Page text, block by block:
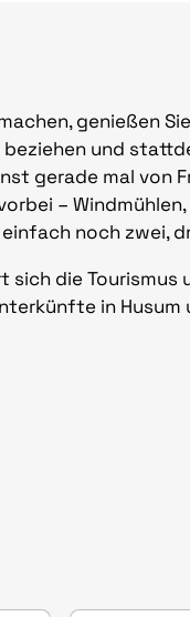
genießen
und
gerade mal
–
noch zwei,
sich die
in Husum